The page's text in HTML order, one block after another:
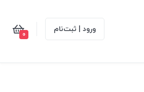
ورود | ثبت‌نام 0